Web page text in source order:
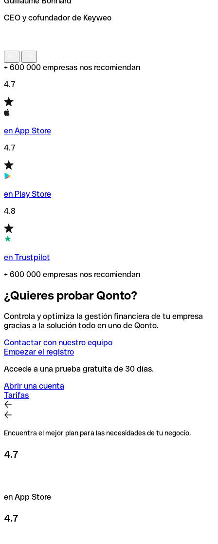
de enviar tu transferencia.
CEO y cofundador de Keyweo
+ 600 000 empresas nos recomiendan
4.7
en App Store
4.7
en Play Store
4.8
en Trustpilot
+ 600 000 empresas nos recomiendan
¿Quieres probar Qonto?
Controla y optimiza la gestión financiera de tu empresa
gracias a la solución todo en uno de Qonto.
Contactar con nuestro equipo
Empezar el registro
Accede a una prueba gratuita de 30 días.
Abrir una cuenta
Tarifas
Encuentra el mejor plan para las necesidades de tu negocio.
4.7
en App Store
4.7